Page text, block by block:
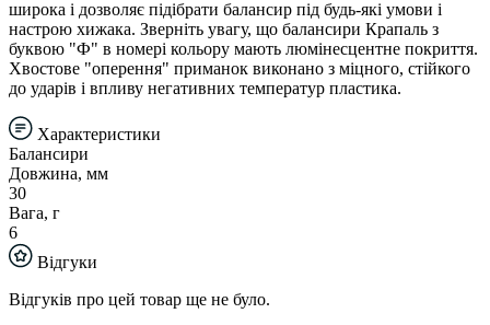
широка і дозволяє підібрати балансир під будь-які умови і
настрою хижака. Зверніть увагу, що балансири Крапаль з
буквою "Ф" в номері кольору мають люмінесцентне покриття.
Хвостове "оперення" приманок виконано з міцного, стійкого
до ударів і впливу негативних температур пластика.
Характеристики
Балансири
Довжина, мм
30
Вага, г
6
Відгуки
Відгуків про цей товар ще не було.